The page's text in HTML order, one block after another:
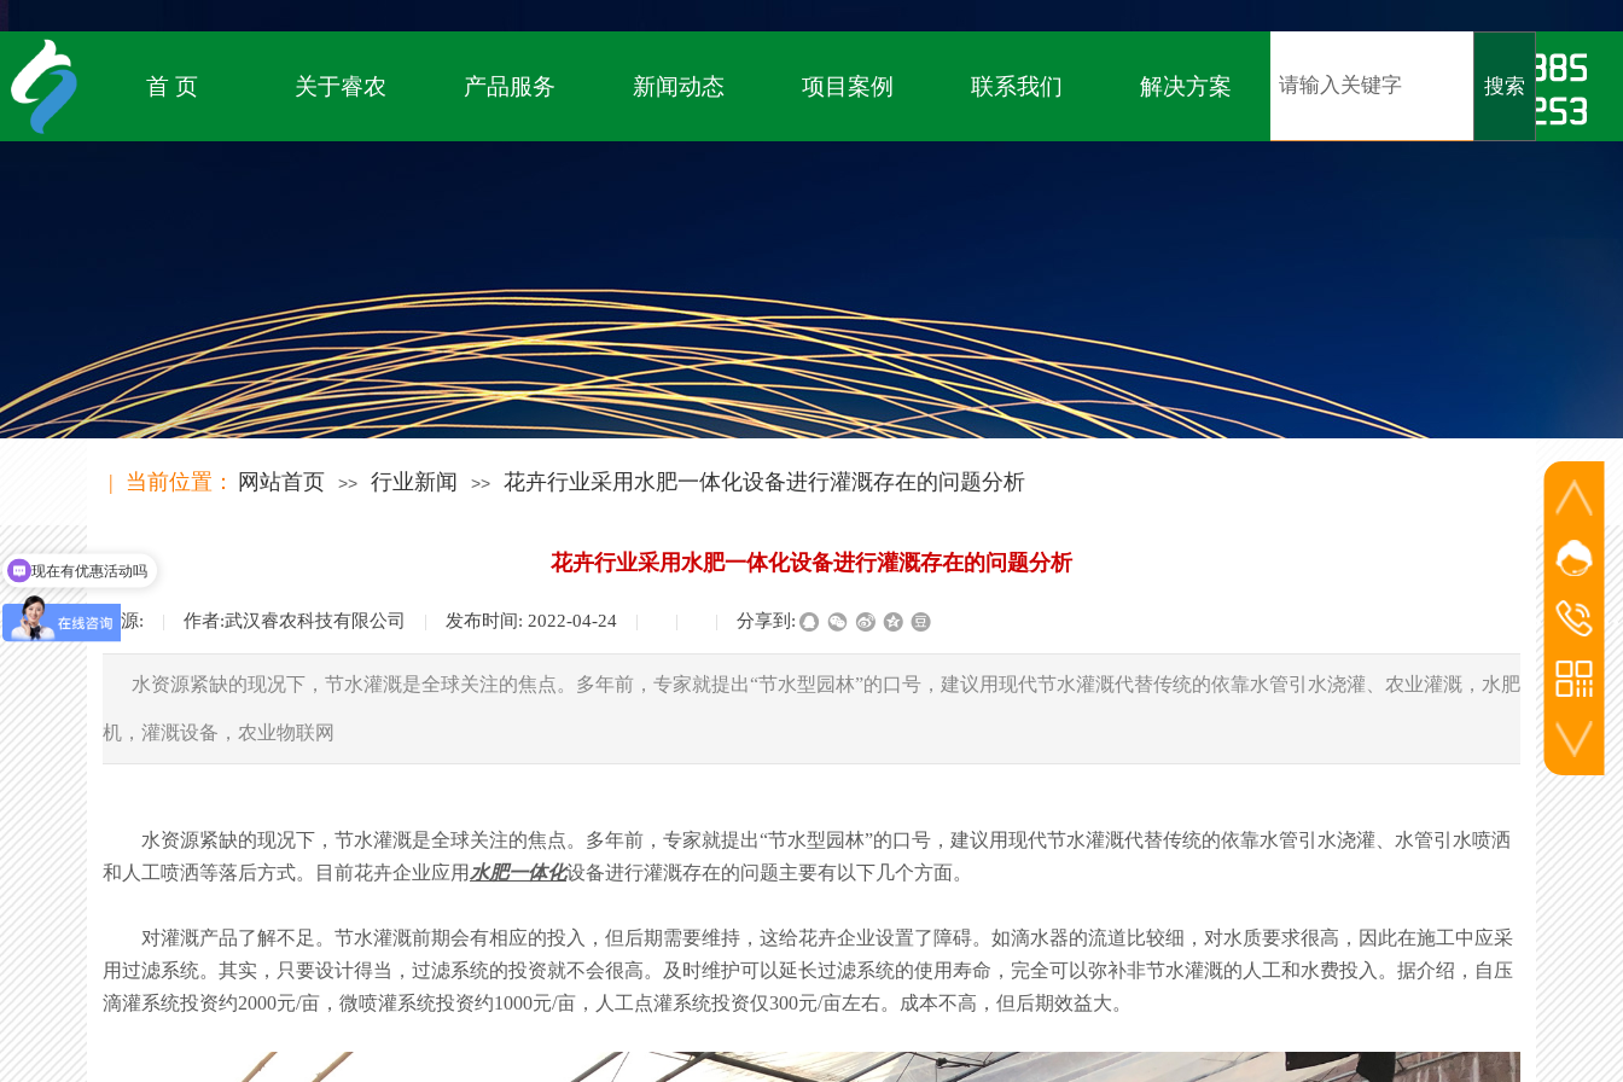
首 页 关于睿农 产品服务 新闻动态 项目案例 联系我们 解决方案 搜索
网站首页 >> 行业新闻 >> 花卉行业采用水肥一体化设备进行灌溉存在的问题分析
| 当前位置：
花卉行业采用水肥一体化设备进行灌溉存在的问题分析
来源: | 作者:武汉睿农科技有限公司 | 发布时间: 2022-04-24 | | | 分享到:
水资源紧缺的现况下，节水灌溉是全球关注的焦点。多年前，专家就提出“节水型园林”的口号，建议用现代节水灌溉代替传统的依靠水管引水浇灌、农业灌溉，水肥
机，灌溉设备，农业物联网
水资源紧缺的现况下，节水灌溉是全球关注的焦点。多年前，专家就提出“节水型园林”的口号，建议用现代节水灌溉代替传统的依靠水管引水浇灌、水管引水喷洒
和人工喷洒等落后方式。目前花卉企业应用 水肥一体化设备进行灌溉存在的问题主要有以下几个方面。
对灌溉产品了解不足。节水灌溉前期会有相应的投入，但后期需要维持，这给花卉企业设置了障碍。如滴水器的流道比较细，对水质要求很高，因此在施工中应采
用过滤系统。其实，只要设计得当，过滤系统的投资就不会很高。及时维护可以延长过滤系统的使用寿命，完全可以弥补非节水灌溉的人工和水费投入。据介绍，自压
滴灌系统投资约2000元/亩，微喷灌系统投资约1000元/亩，人工点灌系统投资仅300元/亩左右。成本不高，但后期效益大。
网站客
洪经
洪经理
杨经理
136-
李工
130-
添加微信
联系电话
可以介绍下你们的产品么
现在有优惠活动吗